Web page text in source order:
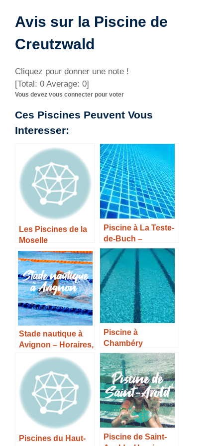
Avis sur la Piscine de
Creutzwald
Cliquez pour donner une note !
[Total: 0 Average: 0]
Vous devez vous connecter pour voter
Ces Piscines Peuvent Vous
Interesser:
Les Piscines de la
Moselle
Piscine à La Teste-
de-Buch –
Horaires, Tarifs et
infos –
Stade nautique à
Avignon – Horaires,
Tarifs et Infos –
Piscine à
Chambéry
Métropole –
Horaires, Tarifs et
Infos –
Piscines du Haut-
Piscine de Saint-